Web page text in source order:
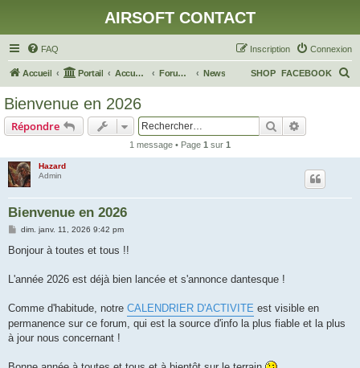
AIRSOFT CONTACT
FAQ Connexion
Inscription
Accueil Portail Accueil du forum Forum Général News FACEBOOK
SHOP
Bienvenue en 2026
Répondre Rechercher
1 message • Page 1 sur 1
Hazard
Admin
Bienvenue en 2026
M
s
g
dim. janv. 11, 2026 9:42 pm
Bonjour à toutes et tous !!
L'année 2026 est déjà bien lancée et s'annonce dantesque !
Comme d'habitude, notre CALENDRIER D'ACTIVITE est visible en
permanence sur ce forum, qui est la source d'info la plus fiable et la plus
à jour nous concernant !